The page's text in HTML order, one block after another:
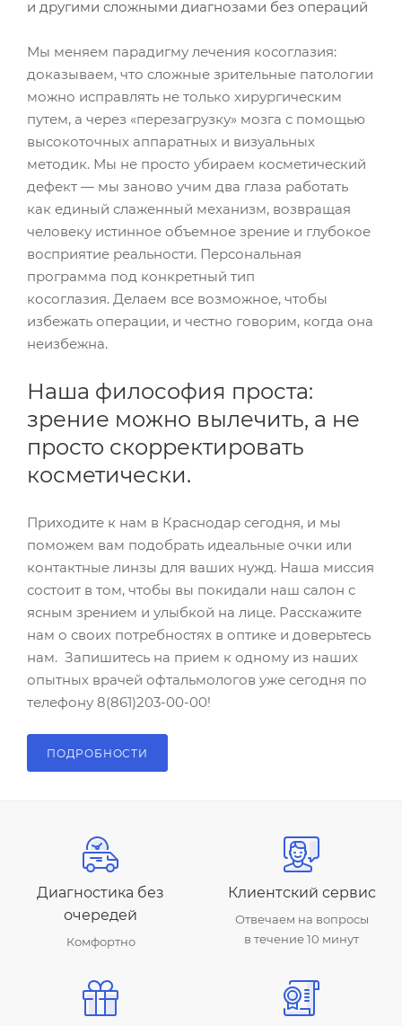
и другими сложными диагнозами без операций
Мы меняем парадигму лечения косоглазия:
доказываем, что сложные зрительные патологии
можно исправлять не только хирургическим
путем, а через «перезагрузку» мозга с помощью
высокоточных аппаратных и визуальных
методик. Мы не просто убираем косметический
дефект — мы заново учим два глаза работать
как единый слаженный механизм, возвращая
человеку истинное объемное зрение и глубокое
восприятие реальности. Персональная
программа под конкретный тип
косоглазия. Делаем все возможное, чтобы
избежать операции, и честно говорим, когда она
неизбежна.
Наша философия проста:
зрение можно вылечить, а не
просто скорректировать
косметически.
Приходите к нам в Краснодар сегодня, и мы
поможем вам подобрать идеальные очки или
контактные линзы для ваших нужд. Наша миссия
состоит в том, чтобы вы покидали наш салон с
ясным зрением и улыбкой на лице. Расскажите
нам о своих потребностях в оптике и доверьтесь
нам. Запишитесь на прием к одному из наших
опытных врачей офтальмологов уже сегодня по
телефону 8(861)203-00-00!
ПОДРОБНОСТИ
Диагностика без
очередей
Комфортно
Клиентский сервис
Отвечаем на вопросы
в течение 10 минут